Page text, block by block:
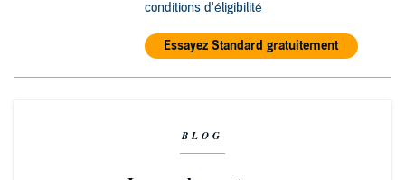
conditions d'éligibilité
Essayez Standard gratuitement
BLOG